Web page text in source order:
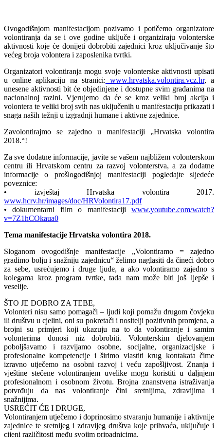
Ovogodišnjom manifestacijom pozivamo i potičemo organizatore
volontiranja da se i ove godine uključe i organiziraju volonterske
aktivnosti koje će donijeti dobrobiti zajednici kroz uključivanje što
većeg broja volontera i zaposlenika tvrtki.
Organizatori volontiranja mogu svoje volonterske aktivnosti upisati
u online aplikaciju na stranici: www.hrvatska.volontira.vcz.hr, a
unesene aktivnosti bit će objedinjene i dostupne svim građanima na
nacionalnoj razini. Vjerujemo da će se kroz veliki broj akcija i
volontera te veliki broj svih nas uključenih u manifestaciju prikazati i
snaga naših težnji u izgradnji humane i aktivne zajednice.
Zavolontirajmo se zajedno u manifestaciji „Hrvatska volontira
2018.“!
Za sve dodatne informacije, javite se vašem najbližem volonterskom
centru ili Hrvatskom centru za razvoj volonterstva, a za dodatne
informacije o prošlogodišnjoj manifestaciji pogledajte sljedeće
poveznice:
• izvještaj Hrvatska volontira 2017.
www.hcrv.hr/images/doc/HRVolontira17.pdf
• dokumentarni film o manifestaciji www.youtube.com/watch?
v=7Z1hCOkaua0
Tema manifestacije Hrvatska volontira 2018.
Sloganom ovogodišnje manifestacije „Volontiramo = zajedno
gradimo bolju i snažniju zajednicu“ želimo naglasiti da čineći dobro
za sebe, usrećujemo i druge ljude, a ako volontiramo zajedno s
kolegama kroz program tvrtke, tada nam može biti još ljepše i
veselije.
ŠTO JE DOBRO ZA TEBE,
Volonteri nisu samo pomagači – ljudi koji pomažu drugom čovjeku
ili društvu u cjelini, oni su pokretači i nositelji pozitivnih promjena, a
brojni su primjeri koji ukazuju na to da volontiranje i samim
volonterima donosi niz dobrobiti. Volonterskim djelovanjem
poboljšavamo i razvijamo osobne, socijalne, organizacijske i
profesionalne kompetencije i širimo vlastiti krug kontakata čime
izravno utječemo na osobni razvoj i veću zapošljivost. Znanja i
vještine stečene volontiranjem uvelike mogu koristiti u daljnjem
profesionalnom i osobnom životu. Brojna znanstvena istraživanja
potvrđuju da nas volontiranje čini sretnijima, zdravijima i
snažnijima.
USREĆIT ĆE I DRUGE,
Volontiranjem utječemo i doprinosimo stvaranju humanije i aktivnije
zajednice te sretnijeg i zdravijeg društva koje prihvaća, uključuje i
cijeni različitosti među svojim pripadnicima.